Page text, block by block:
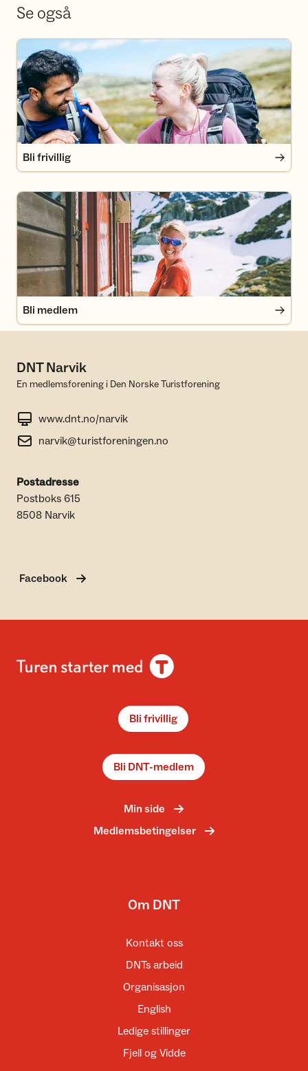
Se også
Bli frivillig
Bli frivillig
Bli medlem
Bli medlem
DNT Narvik
En medlemsforening i Den Norske Turistforening
www.dnt.no/narvik
narvik@turistforeningen.no
Postadresse
Postboks 615
8508 Narvik
Facebook
Bli frivillig
Bli DNT-medlem
Min side
Medlemsbetingelser
Om DNT
Kontakt oss
DNTs arbeid
Organisasjon
English
Ledige stillinger
Fjell og Vidde